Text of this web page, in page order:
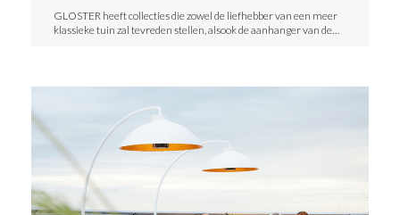
​GLOSTER heeft collecties die zowel de liefhebber van een meer
klassieke tuin zal tevreden stellen, alsook de aanhanger van de…